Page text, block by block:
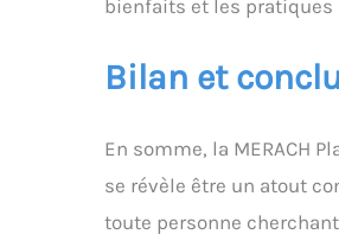
bienfaits et les pratiques
Bilan et
En somme, la MERACH
se révèle être un atout
toute personne